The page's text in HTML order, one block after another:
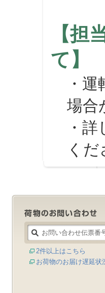
【担
て】
・運
場合
・詳
くだ
2件以上はこちら
お荷物のお届け遅延状